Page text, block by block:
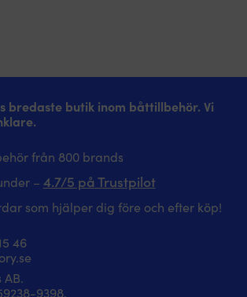
bredaste butik inom båttillbehör. Vi
från 800 brands
– 4.7/5 på Trustpilot
som hjälper dig före och efter köp!
46
9398.